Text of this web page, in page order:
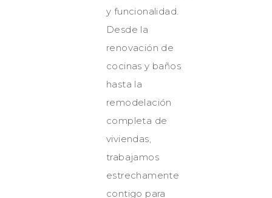
y funcionalidad.
Desde la
renovación de
cocinas y baños
hasta la
remodelación
completa de
viviendas,
trabajamos
estrechamente
contigo para